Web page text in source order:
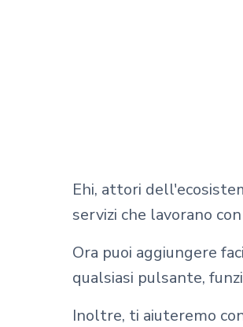
Ehi, attori
servizi che lavorano
Ora puoi aggiungere
qualsiasi pulsante,
Inoltre, ti aiuteremo